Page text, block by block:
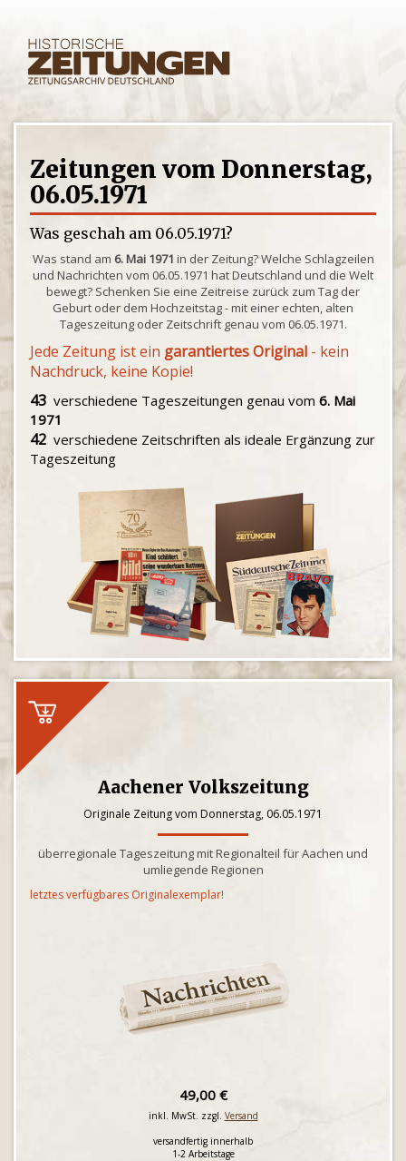
Zeitungen vom Donnerstag,
06.05.1971
Was geschah am 06.05.1971?
Was stand am 6. Mai 1971 in der Zeitung? Welche Schlagzeilen
und Nachrichten vom 06.05.1971 hat Deutschland und die Welt
bewegt? Schenken Sie eine Zeitreise zurück zum Tag der
Geburt oder dem Hochzeitstag - mit einer echten, alten
Tageszeitung oder Zeitschrift genau vom 06.05.1971.
Jede Zeitung ist ein garantiertes Original - kein
Nachdruck, keine Kopie!
43 verschiedene Tageszeitungen genau vom 6. Mai
1971
42 verschiedene Zeitschriften als ideale Ergänzung zur
Tageszeitung
Aachener Volkszeitung
Originale Zeitung vom Donnerstag, 06.05.1971
überregionale Tageszeitung mit Regionalteil für Aachen und
umliegende Regionen
letztes verfügbares Originalexemplar!
49,00 €
inkl. MwSt. zzgl. Versand
versandfertig innerhalb
1-2 Arbeitstage